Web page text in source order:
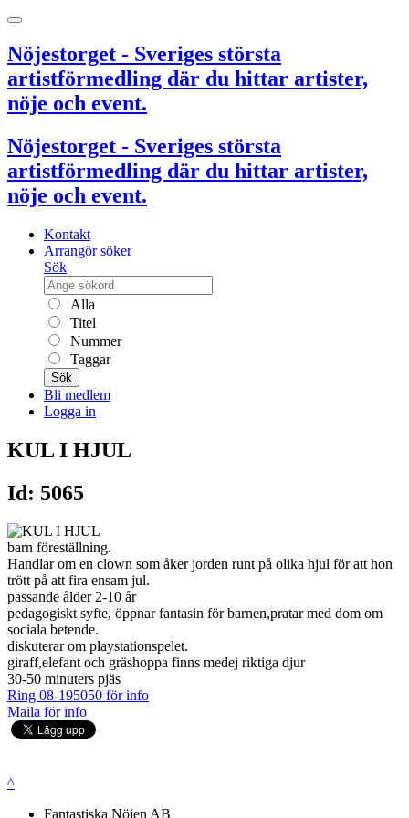
Nöjestorget - Sveriges största
artistförmedling där du hittar artister,
nöje och event.
Nöjestorget - Sveriges största
artistförmedling där du hittar artister,
nöje och event.
Kontakt
Arrangör söker
Sök
Alla
Titel
Nummer
Taggar
Sök
Bli medlem
Logga in
KUL I HJUL
Id: 5065
barn föreställning.
Handlar om en clown som åker jorden runt på olika hjul för att hon
trött på att fira ensam jul.
passande ålder 2-10 år
pedagogiskt syfte, öppnar fantasin för barnen,pratar med dom om
sociala betende.
diskuterar om playstationspelet.
giraff,elefant och gräshoppa finns medej riktiga djur
30-50 minuters pjäs
Ring 08-195050 för info
Maila för info
^
Fantastiska Nöjen AB